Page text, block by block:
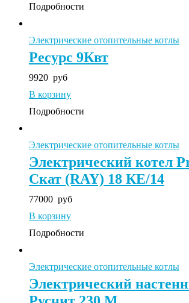
Подробности
Электрические отопительные котлы
Ресурс 9Квт
9920 руб
В корзину
Подробности
Электрические отопительные котлы
Электрический котел
Скат (RAY) 18 КE/14
77000 руб
В корзину
Подробности
Электрические отопительные котлы
Электрический